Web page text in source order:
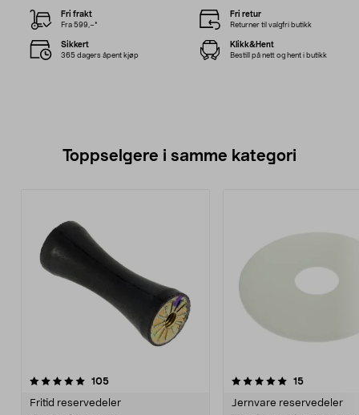
Fri frakt
Fra 599,–*
Fri retur
Returner til valgfri butikk
Sikkert
365 dagers åpent kjøp
Klikk&Hent
Bestill på nett og hent i butikk
Toppselgere i samme kategori
105anmeldelser
Fritid reservedeler
5.0 av 5 stjerner 15anmeldelser
Jernvare reservedeler
4.5 av 5 stjerner